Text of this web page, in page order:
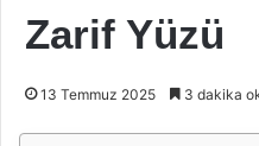
Zarif Yüzü
13 Temmuz 2025 3 dakika